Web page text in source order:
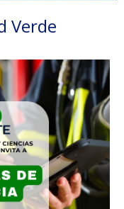
Verde